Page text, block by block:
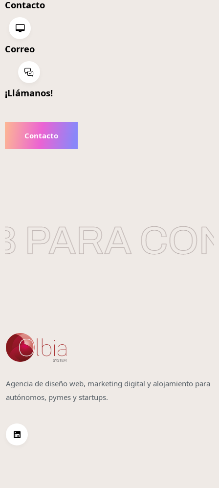
Contacto
Correo
¡Llámanos!
Contacto
Agencia de diseño web, marketing digital y alojamiento para
autónomos, pymes y startups.